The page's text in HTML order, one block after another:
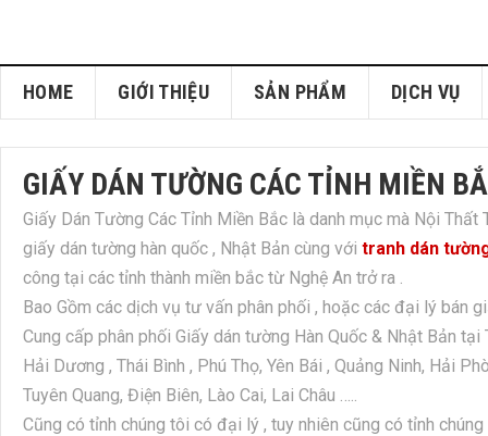
HOME GIỚI THIỆU SẢN PHẨM DỊCH VỤ
GIẤY DÁN TƯỜNG CÁC TỈNH MIỀN
Giấy Dán Tường Các Tỉnh Miền Bắc là danh mục mà Nội
giấy dán tường hàn quốc , Nhật Bản cùng với tranh dán
công tại các tỉnh thành miền bắc từ Nghệ An trở ra .
Bao Gồm các dịch vụ tư vấn phân phối , hoặc các đại lý bán
Cung cấp phân phối Giấy dán tường Hàn Quốc & Nhật Bản tại
Hải Dương , Thái Bình , Phú Thọ, Yên Bái , Quảng Ninh, Hải
Tuyên Quang, Điện Biên, Lào Cai, Lai Châu …..
Cũng có tỉnh chúng tôi có đại lý , tuy nhiên cũng có tỉnh